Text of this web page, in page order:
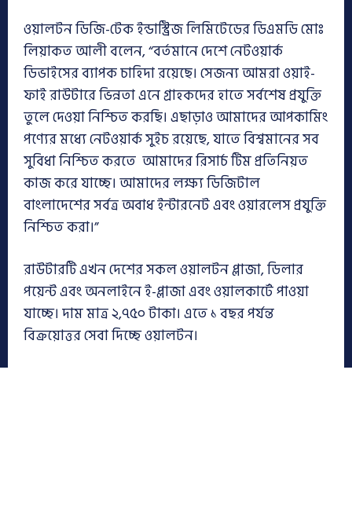
ওয়ালটন ডিজি-টেক ইন্ডাস্ট্রিজ লিমিটেডের ডিএমডি মোঃ
লিয়াকত আলী বলেন, “বর্তমানে দেশে নেটওয়ার্ক
ডিভাইসের ব্যাপক চাহিদা রয়েছে। সেজন্য আমরা ওয়াই-
ফাই রাউটারে ভিন্নতা এনে গ্রাহকদের হাতে সর্বশেষ প্রযুক্তি
তুলে দেওয়া নিশ্চিত করছি। এছাড়াও আমাদের আপকামিং
পণ্যের মধ্যে নেটওয়ার্ক সুইচ রয়েছে, যাতে বিশ্বমানের সব
সুবিধা নিশ্চিত করতে আমাদের রিসার্চ টিম প্রতিনিয়ত
কাজ করে যাচ্ছে। আমাদের লক্ষ্য ডিজিটাল
বাংলাদেশের সর্বত্র অবাধ ইন্টারনেট এবং ওয়ারলেস প্রযুক্তি
নিশ্চিত করা।”
রাউটারটি এখন দেশের সকল ওয়ালটন প্লাজা, ডিলার
পয়েন্ট এবং অনলাইনে ই-প্লাজা এবং ওয়ালকার্টে পাওয়া
যাচ্ছে। দাম মাত্র ২,৭৫০ টাকা। এতে ১ বছর পর্যন্ত
বিক্রয়োত্তর সেবা দিচ্ছে ওয়ালটন।